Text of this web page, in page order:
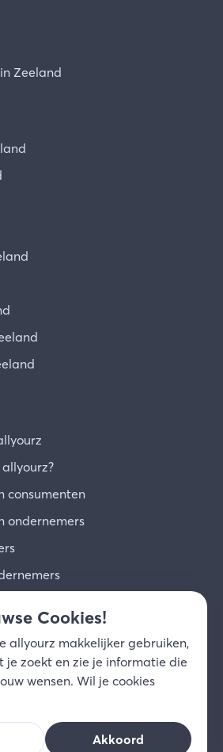
Zeeland
consumenten
ondernemers
NL
Cookies!
allyourz makkelijker gebruiken,
je zoekt en zie je informatie die
wensen. Wil je cookies
Akkoord